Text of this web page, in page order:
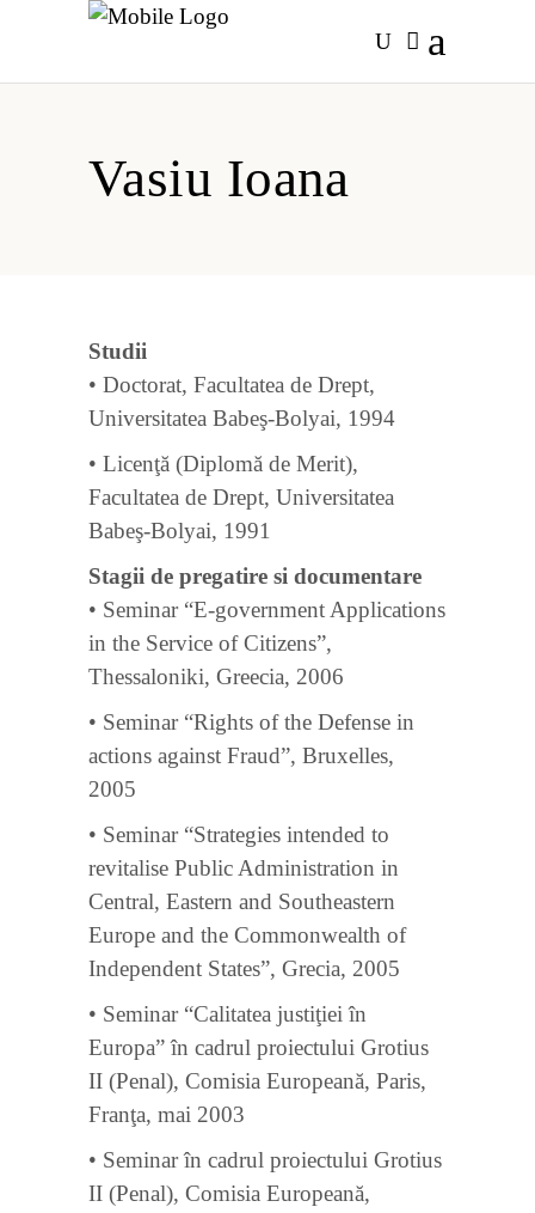
Vasiu Ioana
Studii
• Doctorat, Facultatea de Drept,
Universitatea Babeş-Bolyai, 1994
• Licenţă (Diplomă de Merit),
Facultatea de Drept, Universitatea
Babeş-Bolyai, 1991
Stagii de pregatire si documentare
• Seminar “E-government Applications
in the Service of Citizens”,
Thessaloniki, Greecia, 2006
• Seminar “Rights of the Defense in
actions against Fraud”, Bruxelles,
2005
• Seminar “Strategies intended to
revitalise Public Administration in
Central, Eastern and Southeastern
Europe and the Commonwealth of
Independent States”, Grecia, 2005
• Seminar “Calitatea justiţiei în
Europa” în cadrul proiectului Grotius
II (Penal), Comisia Europeană, Paris,
Franţa, mai 2003
• Seminar în cadrul proiectului Grotius
II (Penal), Comisia Europeană,